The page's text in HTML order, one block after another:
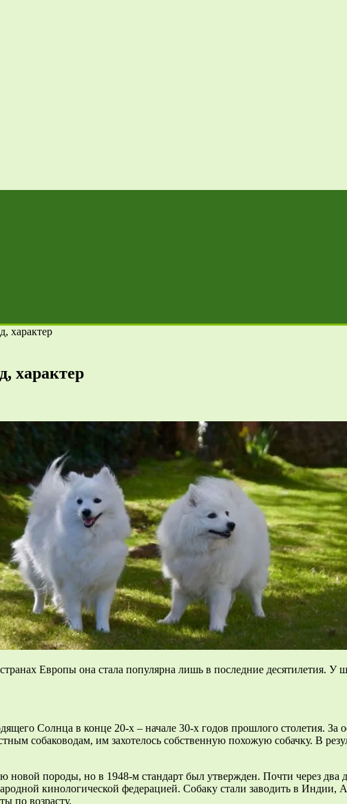
характер
характер
Европы она стала популярна лишь в последние десятилетия. У
Солнца в конце 20-х – начале 30-х годов прошлого столетия.
собаководам, им захотелось собственную похожую собачку. В
породы, но в 1948-м стандарт был утвержден. Почти через два
кинологической федерацией. Собаку стали заводить в
по возрасту.